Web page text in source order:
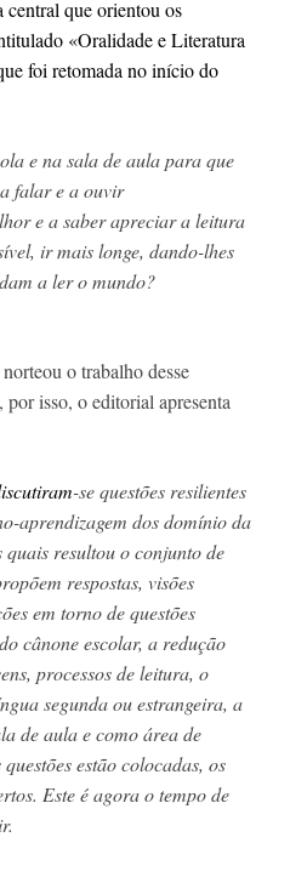
central que orientou os
«Oralidade e Literatura
foi retomada no início do
e na sala de aula para que
falar e a ouvir
e a saber apreciar a leitura
ir mais longe, dando-lhes
a ler o mundo?
o trabalho desse
isso, o editorial apresenta
-se questões resilientes
aprendizagem dos domínio da
resultou o conjunto de
respostas, visões
em torno de questões
cânone escolar, a redução
processos de leitura, o
segunda ou estrangeira, a
de aula e como área de
estão colocadas, os
Este é agora o tempo de